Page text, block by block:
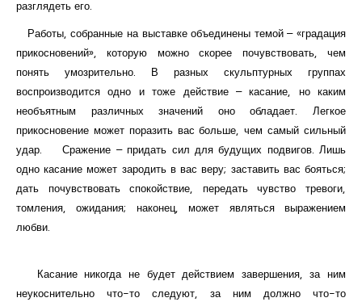
разглядеть его.
Работы, собранные на выставке объединены темой – «градация
прикосновений», которую можно скорее почувствовать, чем
понять умозрительно. В разных скульптурных группах
воспроизводится одно и тоже действие – касание, но каким
необъятным различных значений оно обладает. Легкое
прикосновение может поразить вас больше, чем самый сильный
удар. Сражение – придать сил для будущих подвигов. Лишь
одно касание может зародить в вас веру; заставить вас бояться;
дать почувствовать спокойствие, передать чувство тревоги,
томления, ожидания; наконец, может являться выражением
любви.
Касание никогда не будет действием завершения, за ним
неукоснительно что-то следуют, за ним должно что-то